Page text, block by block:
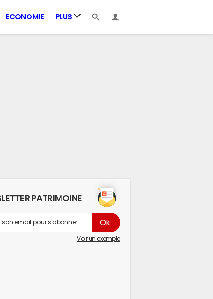
ECONOMIE PLUS
PATRIMOINE
Voir un exemple